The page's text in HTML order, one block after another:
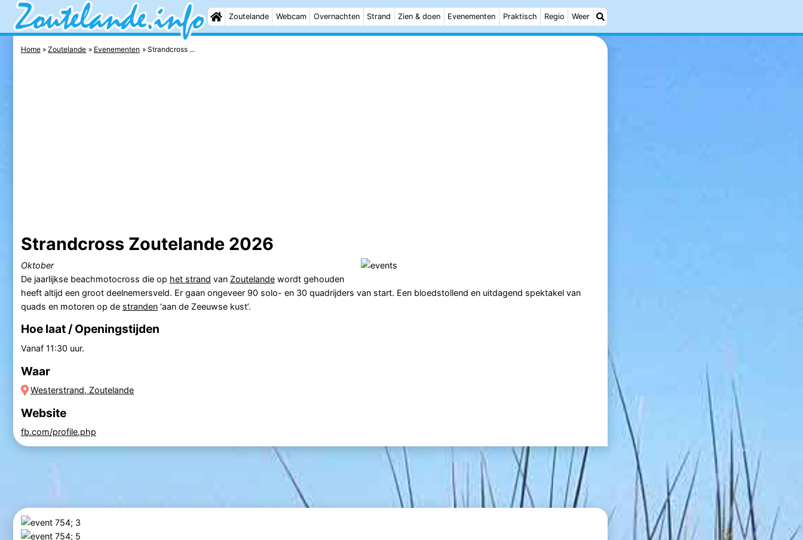
Zoutelande Webcam Overnachten Strand Zien & doen Evenementen Praktisch Regio Weer
Home Zoutelande Evenementen Strandcross ...
Strandcross Zoutelande 2026
Oktober
De jaarlijkse beachmotocross die op het strand van Zoutelandewordt gehouden
heeft altijd een groot deelnemersveld. Er gaan ongeveer 90 solo- en 30 quadrijders van start. Een bloedstollend en uitdagend spektakel van
quads en motoren op de stranden‘aan de Zeeuwse kust’.
Hoe laat / Openingstijden
Vanaf 11:30 uur.
Waar
Westerstrand, Zoutelande
Website
fb.com/profile.php